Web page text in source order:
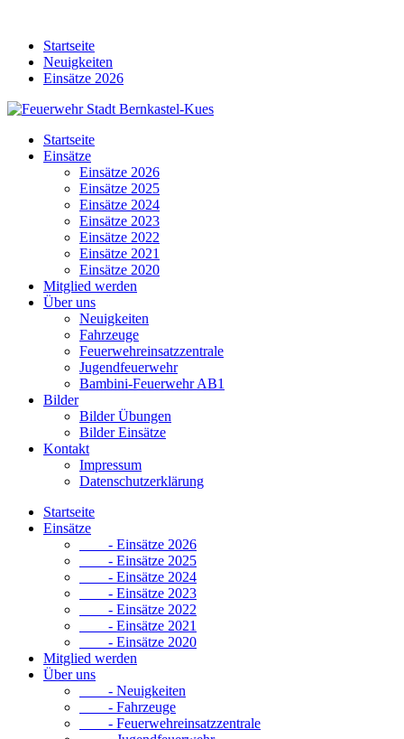
contentStartseite
Neuigkeiten
Einsätze 2026
Startseite
Einsätze
Einsätze 2026
Einsätze 2025
Einsätze 2024
Einsätze 2023
Einsätze 2022
Einsätze 2021
Einsätze 2020
Mitglied werden
Über uns
Neuigkeiten
Fahrzeuge
Feuerwehreinsatzzentrale
Jugendfeuerwehr
Bambini-Feuerwehr AB1
Bilder
Bilder Übungen
Bilder Einsätze
Kontakt
Impressum
Datenschutzerklärung
Startseite
Einsätze
- Einsätze 2026
- Einsätze 2025
- Einsätze 2024
- Einsätze 2023
- Einsätze 2022
- Einsätze 2021
- Einsätze 2020
Mitglied werden
Über uns
- Neuigkeiten
- Fahrzeuge
- Feuerwehreinsatzzentrale